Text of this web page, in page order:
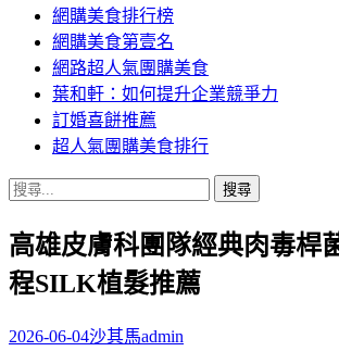
網購美食排行榜
網購美食第壹名
網路超人氣團購美食
葉和軒：如何提升企業競爭力
訂婚喜餅推薦
超人氣團購美食排行
搜
關
鍵
字:
高雄皮膚科團隊經典肉毒桿
程SILK植髮推薦
2026-06-04沙其馬admin